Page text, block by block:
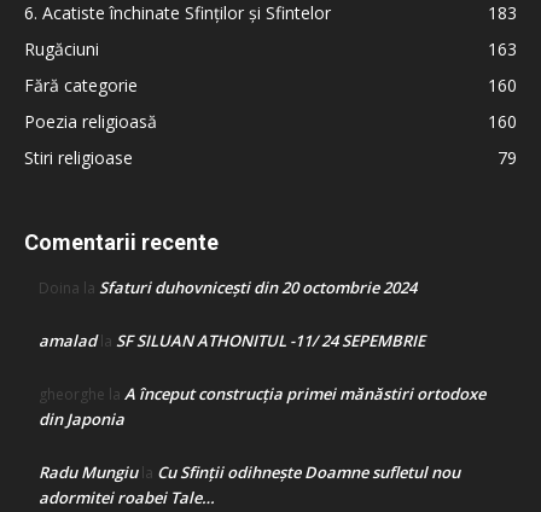
6. Acatiste închinate Sfinților și Sfintelor
183
Rugăciuni
163
Fără categorie
160
Poezia religioasă
160
Stiri religioase
79
Comentarii recente
Doina la Sfaturi duhovnicești din 20 octombrie 2024
amaladla SF SILUAN ATHONITUL -11/ 24 SEPEMBRIE
gheorghe la A început construcţia primei mănăstiri ortodoxe
din Japonia
Radu Mungiula Cu Sfinții odihnește Doamne sufletul nou
adormitei roabei Tale…